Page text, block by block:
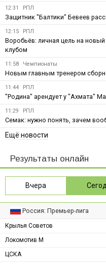
12:31 РПЛ
Защитник "Балтики" Бевеев
12:15 РПЛ
Воробьёв: личная цель на
клубом
11:58 Чемпионаты
Новым главным тренером
11:44 РПЛ
"Родина" арендует у "Ахмата"
11:29 РПЛ
Семак: нужно понять, зачем
Ещё новости
Результаты онлайн
Вчера
Россия: Премьер-лига
Крылья Советов
Локомотив М
ЦСКА